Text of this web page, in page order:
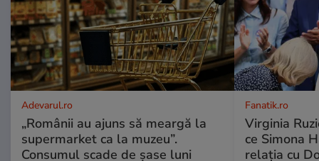
Adevarul.ro
„Românii au ajuns să meargă la
supermarket ca la muzeu”.
Consumul scade de șase luni
Fanatik.ro
Virginia
ce Simona
relația cu